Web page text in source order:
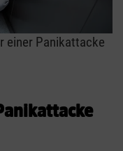
einer Panikattacke